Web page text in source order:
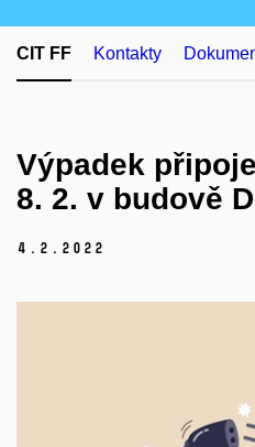
CIT FF Kontakty
Výpadek
8. 2. v budově D
4. 2. 2022